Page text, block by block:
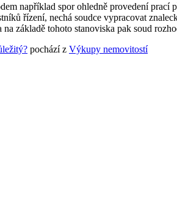
například spor ohledně provedení
řízení, nechá soudce vypracovat
základě tohoto stanoviska pak soud
pochází z Výkupy nemovitostí